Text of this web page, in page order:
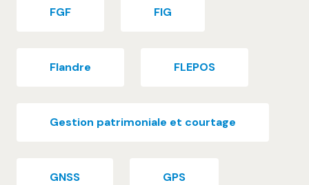
FGF FIG
Flandre FLEPOS
Gestion patrimoniale et courtage
GNSS GPS